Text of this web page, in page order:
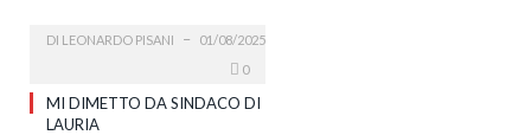
DI LEONARDO PISANI
01/08/2025
0
MI DIMETTO DA SINDACO DI
LAURIA